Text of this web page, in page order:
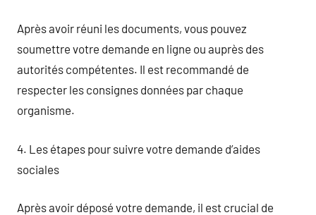
Après avoir réuni les documents, vous pouvez
soumettre votre demande en ligne ou auprès des
autorités compétentes. Il est recommandé de
respecter les consignes données par chaque
organisme.
4. Les étapes pour suivre votre demande d’aides
sociales
Après avoir déposé votre demande, il est crucial de